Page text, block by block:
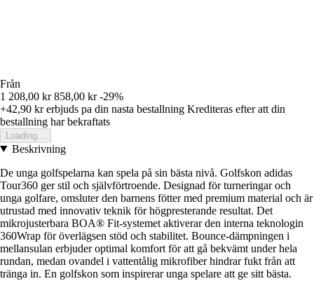
Från
1 208,00 kr 858,00 kr -29%
+42,90 krerbjuds pa din nasta bestallning Krediteras efter att din
bestallning har bekraftats
Loading...
Beskrivning
De unga golfspelarna kan spela på sin bästa nivå. Golfskon adidas
Tour360 ger stil och självförtroende. Designad för turneringar och
unga golfare, omsluter den barnens fötter med premium material och är
utrustad med innovativ teknik för högpresterande resultat. Det
mikrojusterbara BOA® Fit-systemet aktiverar den interna teknologin
360Wrap för överlägsen stöd och stabilitet. Bounce-dämpningen i
mellansulan erbjuder optimal komfort för att gå bekvämt under hela
rundan, medan ovandel i vattentålig mikrofiber hindrar fukt från att
tränga in. En golfskon som inspirerar unga spelare att ge sitt bästa.